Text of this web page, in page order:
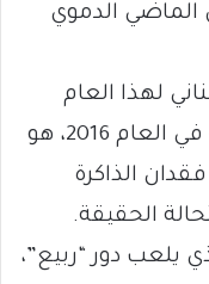
الماضي الدموي
لهذا العام
وواحداً من أبرع الإنتاجات العربية في العام 2016، هو
الذاكرة
الحقيقة.
يلعب دور “ربيع”،